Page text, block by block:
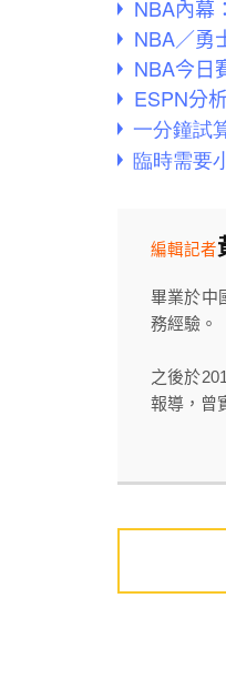
NBA內幕
NBA／勇
NBA今日
ESPN分
編輯記者
畢業於中
務經驗。
之後於
報導，曾